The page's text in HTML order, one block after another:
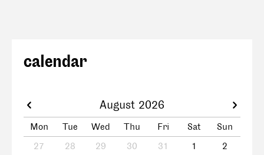
calendar
August 2026
Mon Tue Wed Thu Fri Sat
Sun
27
28 29 30 31 1
2